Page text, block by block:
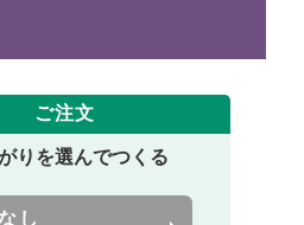
ご注文
りを選んでつくる
し